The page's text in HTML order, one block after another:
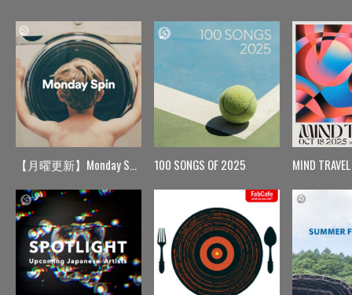
【月曜更新】Monday Spin 100 SONGS OF 2025 MIND TRAVEL